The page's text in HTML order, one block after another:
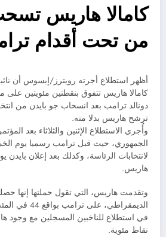
كامالا هاريس
من تحت أقدام
أظهر استطلاع أجرته رويترز/إبسوس أن
كامالا هاريس تتفوق بنقطتين مئويتين
دونالد ترامب بعد انسحاب جو بايدن من
ترشح هاريس بدلا منه.
وأُجري الاستطلاع الإثنين والثلاثاء بعد
الجمهوري، حيث قبل ترامب رسميا يوم
لانتخابات الرئاسة، وكذلك بعد إعلان بايدن
هاريس.
وتقدمت هاريس، التي تقول حملتها إنها
في استطلاع للناخبين المسجلين مع وجود
نقاط مئوية.